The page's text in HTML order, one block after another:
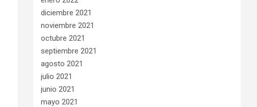
diciembre 2021
noviembre 2021
octubre 2021
septiembre 2021
agosto 2021
julio 2021
junio 2021
mayo 2021